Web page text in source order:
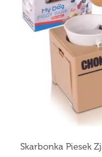
Skarbonka Piesek